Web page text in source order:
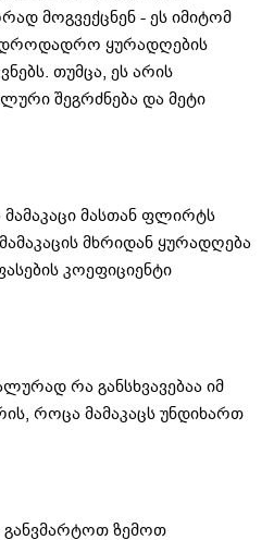
მოგვექცნენ - ეს იმიტომ
დროდადრო ყურადღების
თუმცა, ეს არის
შეგრძნება და მეტი
მასთან ფლირტს
მხრიდან ყურადღება
კოეფიციენტი
რა განსხვავებაა იმ
როცა მამაკაცს უნდიხართ
განვმარტოთ ზემოთ